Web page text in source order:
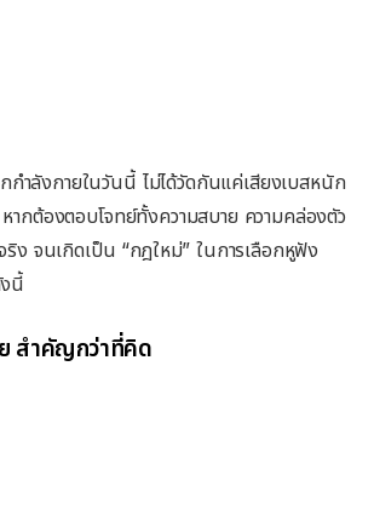
กำลังกายในวันนี้ ไม่ได้วัดกันแค่เสียงเบสหนัก
ากต้องตอบโจทย์ทั้งความสบาย ความคล่องตัว
ริง จนเกิดเป็น “กฎใหม่” ในการเลือกหูฟัง
นี้
สำคัญกว่าที่คิด